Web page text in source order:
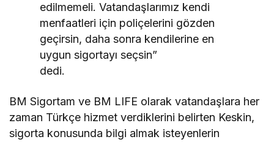
edilmemeli. Vatandaşlarımız kendi
menfaatleri için poliçelerini gözden
geçirsin, daha sonra kendilerine en
uygun sigortayı seçsin”
dedi.
BM Sigortam ve BM LIFE olarak vatandaşlara her
zaman Türkçe hizmet verdiklerini belirten Keskin,
sigorta konusunda bilgi almak isteyenlerin